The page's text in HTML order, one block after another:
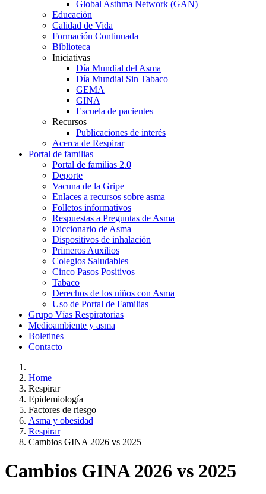
Global Asthma Network (GAN)
Educación
Calidad de Vida
Formación Continuada
Biblioteca
Iniciativas
Día Mundial del Asma
Día Mundial Sin Tabaco
GEMA
GINA
Escuela de pacientes
Recursos
Publicaciones de interés
Acerca de Respirar
Portal de familias
Portal de familias 2.0
Deporte
Vacuna de la Gripe
Enlaces a recursos sobre asma
Folletos informativos
Respuestas a Preguntas de Asma
Diccionario de Asma
Dispositivos de inhalación
Primeros Auxilios
Colegios Saludables
Cinco Pasos Positivos
Tabaco
Derechos de los niños con Asma
Uso de Portal de Familias
Grupo Vías Respiratorias
Medioambiente y asma
Boletines
Contacto
Home
Respirar
Epidemiología
Factores de riesgo
Asma y obesidad
Respirar
Cambios GINA 2026 vs 2025
Cambios GINA 2026 vs 2025